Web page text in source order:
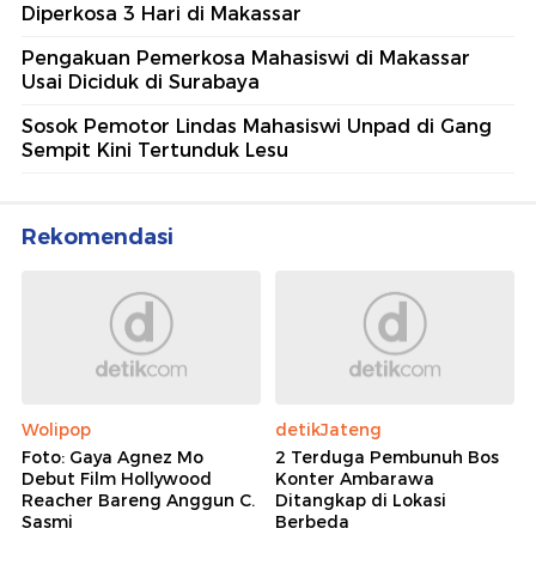
Diperkosa 3 Hari di Makassar
Pengakuan Pemerkosa Mahasiswi di Makassar
Usai Diciduk di Surabaya
Sosok Pemotor Lindas Mahasiswi Unpad di Gang
Sempit Kini Tertunduk Lesu
Rekomendasi
Wolipop
Foto: Gaya Agnez Mo
Debut Film Hollywood
Reacher Bareng Anggun C.
Sasmi
detikJateng
2 Terduga Pembunuh Bos
Konter Ambarawa
Ditangkap di Lokasi
Berbeda